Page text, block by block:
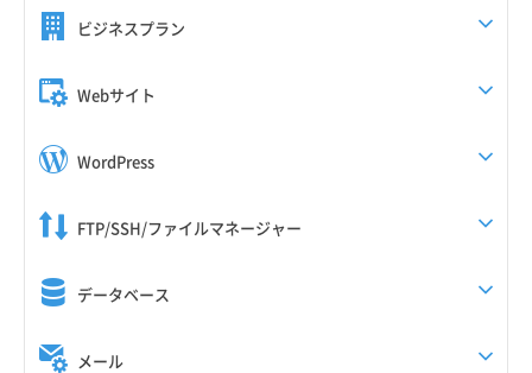
ビジネスプラン
Webサイト
WordPress
FTP/SSH/ファイルマネージャー
データベース
メール